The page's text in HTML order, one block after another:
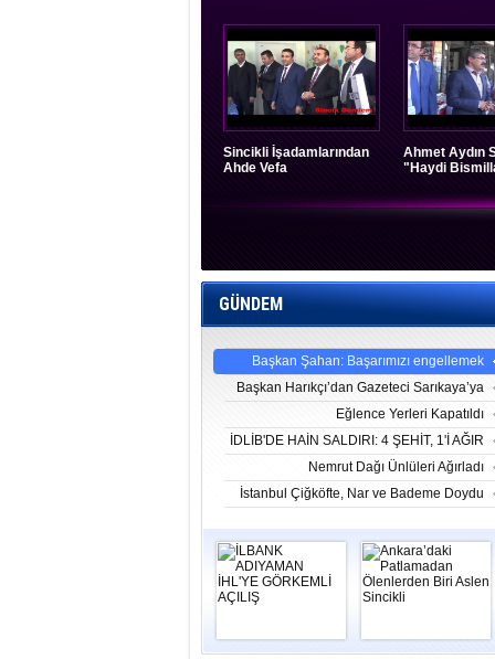
Sincikli İşadamlarından
Ahde Vefa
Ahmet Aydın
"Haydi
GÜNDEM
Başkan Şahan: Başarımızı engellemek
isteyen provokatörlere geçit vermeyelim
Başkan Harıkçı’dan Gazeteci Sarıkaya’ya
Tepki
Eğlence Yerleri Kapatıldı
İDLİB'DE HAİN SALDIRI: 4 ŞEHİT, 1'İ AĞIR
9 YARALI
Nemrut Dağı Ünlüleri Ağırladı
İstanbul Çiğköfte, Nar ve Bademe Doydu